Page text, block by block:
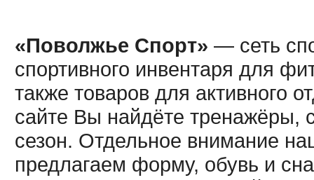
«Поволжье Спорт» — сеть
спортивного инвентаря для
также товаров для активного
сайте Вы найдёте тренажёры,
сезон. Отдельное внимание
предлагаем форму, обувь и